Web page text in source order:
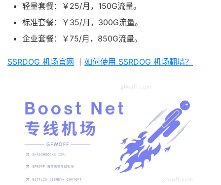
轻量套餐：￥25/月，150G流量。
标准套餐：￥35/月，300G流量。
企业套餐：￥75/月，850G流量。
SSRDOG 机场官网 如何使用 SSRDOG 机场翻墙？